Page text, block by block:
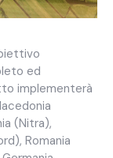
ed
implementerà
(Nitra),
Romania